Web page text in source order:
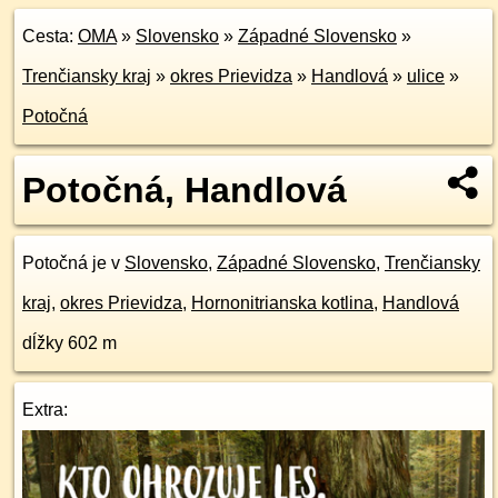
Cesta: OMA» Slovensko » Západné Slovensko »
Trenčiansky kraj » okres Prievidza » Handlová » ulice »
Potočná
Potočná, Handlová
Potočná je v Slovensko, Západné Slovensko, Trenčiansky
kraj, okres Prievidza, Hornonitrianska kotlina, Handlová
dĺžky 602 m
Extra: